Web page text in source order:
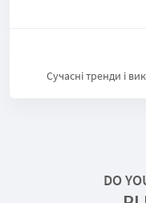
Сучасні тренди і
DO